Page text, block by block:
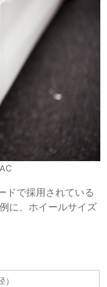
ドで採用されている
に、ホイールサイズ